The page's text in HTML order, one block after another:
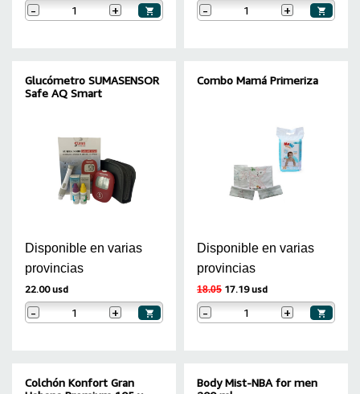
- + - +
Glucómetro SUMASENSOR
Safe AQ Smart
Disponible en varias
provincias
22.00 usd
- +
Combo Mamá Primeriza
Disponible en varias
provincias
18.05 17.19 usd
- +
Colchón Konfort Gran
Body Mist-NBA for men